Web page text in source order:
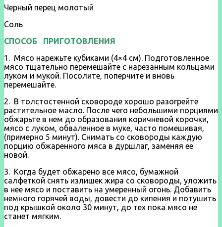
Черный перец молотый
Соль
СПОСОБ ПРИГОТОВЛЕНИЯ
1. Мясо нарежьте кубиками (4×4 см). Подготовленное
мясо тщательно перемешайте с нарезанным кольцами
луком и мукой. Посолите, поперчите и вновь
перемешайте.
2. В толстостенной сковороде хорошо разогрейте
растительное масло. После чего небольшими пор­циями
обжарьте в нем до образова­ния коричневой корочки,
мясо с луком, обваленное в муке, часто помешивая,
(примерно 5 минут). Снимать со сковороды каждую
порцию обжаренного мяса в дуршлаг, заменяя ее
новой.
3. Когда будет обжарено все мясо, бумажной
салфеткой снять излишек жира со сковороды, уложить
в нее мясо и поставить на умеренный огонь. Добавить
немного горячей воды, довести до кипения и потушить
под крышкой около 30 минут, до тех пока мясо не
станет мягким.